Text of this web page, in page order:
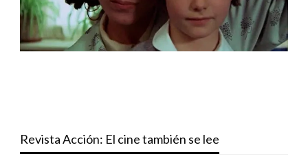
Revista Acción: El cine también se lee